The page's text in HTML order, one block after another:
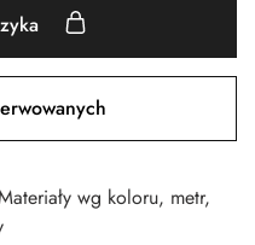
wg koloru, metr,